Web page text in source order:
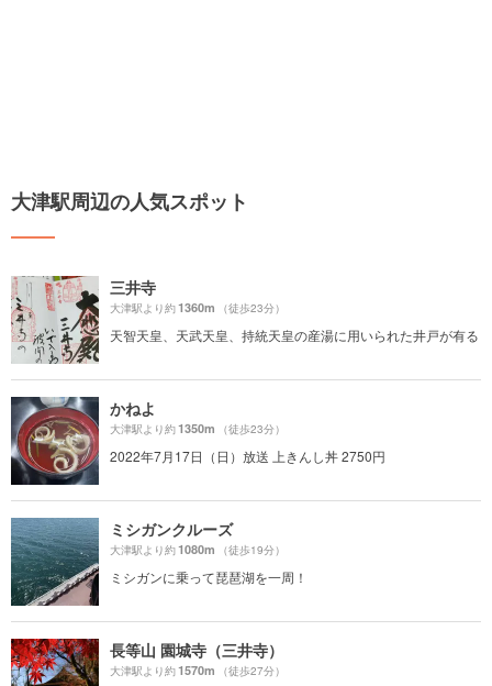
大津駅周辺の人気スポット
三井寺
大津駅より約1360m （徒歩23分）
天智天皇、天武天皇、持統天皇の産湯に用いられた井戸が有る
かねよ
大津駅より約1350m （徒歩23分）
2022年7月17日（日）放送 上きんし丼 2750円
ミシガンクルーズ
大津駅より約1080m （徒歩19分）
ミシガンに乗って琵琶湖を一周！
長等山 園城寺（三井寺）
大津駅より約1570m （徒歩27分）